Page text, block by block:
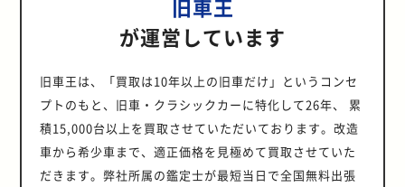
旧車王
が運営しています
旧車王は、「買取は10年以上の旧車だけ」というコンセ
プトのもと、旧車・クラシックカーに特化して26年、 累
積15,000台以上を買取させていただいております。改造
車から希少車まで、適正価格を見極めて買取させていた
だきます。弊社所属の鑑定士が最短当日で全国無料出張